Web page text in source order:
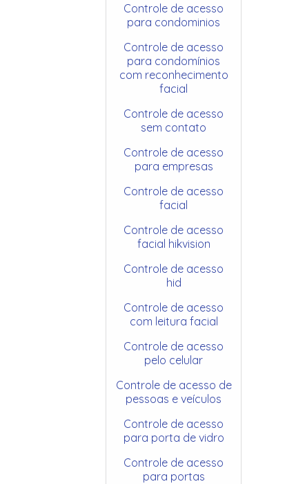
Controle de acesso
para condominios
Controle de acesso
para condomínios
com reconhecimento
facial
Controle de acesso
sem contato
Controle de acesso
para empresas
Controle de acesso
facial
Controle de acesso
facial hikvision
Controle de acesso
hid
Controle de acesso
com leitura facial
Controle de acesso
pelo celular
Controle de acesso de
pessoas e veículos
Controle de acesso
para porta de vidro
Controle de acesso
para portas